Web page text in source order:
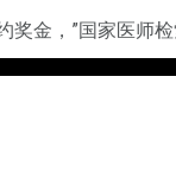
金，”国家医师